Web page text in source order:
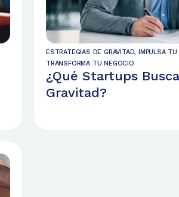
ESTRATEGIAS DE GRAVITAD,IMPULSA TU
TRANSFORMA TU NEGOCIO
¿Qué Startups
Gravitad?